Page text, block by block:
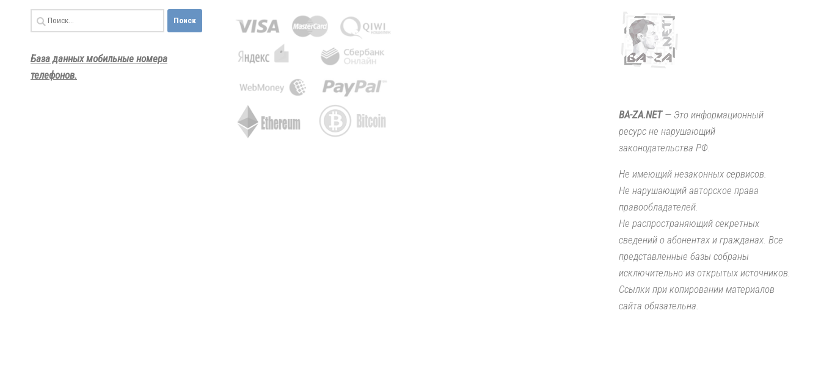
Найти:
База данных мобильные номера
телефонов.
BA-ZA.NET— Это информационный
ресурс не нарушающий
законодательства РФ.
Не имеющий незаконных сервисов.
Не нарушающий авторское права
правообладателей.
Не распространяющий секретных
сведений о абонентах и гражданах. Все
представленные базы собраны
исключительно из открытых источников.
Ссылки при копировании материалов
сайта обязательна.